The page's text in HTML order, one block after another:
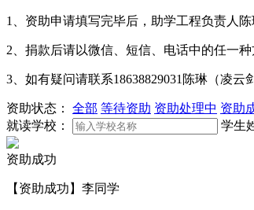
1、资助申请填写完毕后，助学工程负责人
2、捐款后请以微信、短信、电话中的任一
3、如有疑问请联系18638829031陈琳（凌云
资助状态： 全部 等待资助 资助处理中 资助
就读学校：
学生
资助成功
【资助成功】李同学